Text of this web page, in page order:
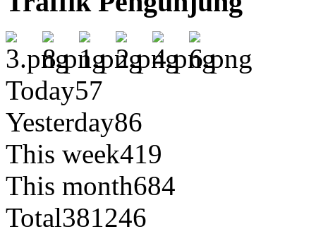
Today57
Yesterday86
This week419
This month684
Total381246